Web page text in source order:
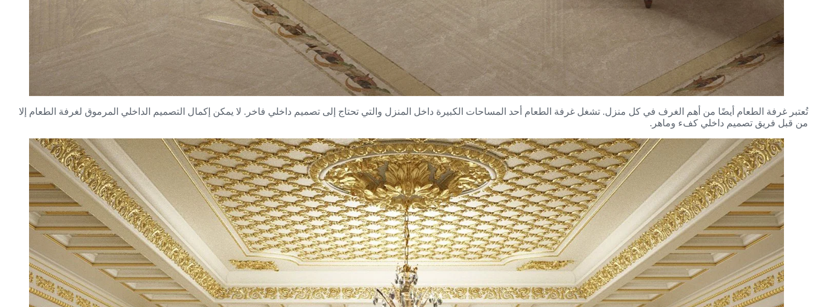
تُعتبر غرفة الطعام أيضًا من أهم الغرف في كل منزل. تشغل غرفة الطعام أحد المساحات الكبيرة داخل المنزل والتي تحتاج إلى تصميم داخلي فاخر. لا يمكن إكمال التصميم الداخلي المرموق لغرفة الطعام إلا
من قبل فريق تصميم داخلي كفء وماهر.